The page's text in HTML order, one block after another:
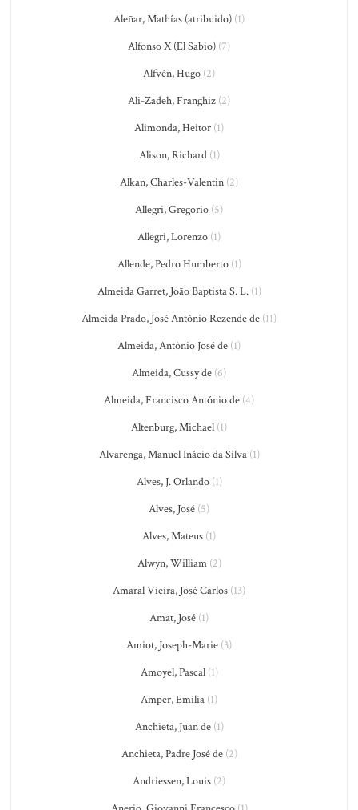
Aleñar, Mathías (atribuido) (1)
Alfonso X (El Sabio) (7)
Alfvén, Hugo (2)
Ali-Zadeh, Franghiz (2)
Alimonda, Heitor (1)
Alison, Richard(1)
Alkan, Charles-Valentin (2)
Allegri, Gregorio (5)
Allegri, Lorenzo (1)
Allende, Pedro Humberto(1)
Almeida Garret, João Baptista S. L.(1)
Almeida Prado, José Antônio Rezende de (11)
Almeida, Antônio José de (1)
Almeida, Cussy de (6)
Almeida, Francisco António de (4)
Altenburg, Michael (1)
Alvarenga, Manuel Inácio da Silva(1)
Alves, J. Orlando(1)
Alves, José (5)
Alves, Mateus (1)
Alwyn, William(2)
Amaral Vieira, José Carlos (13)
Amat, José (1)
Amiot, Joseph-Marie (3)
Amoyel, Pascal(1)
Amper, Emilia (1)
Anchieta, Juan de(1)
Anchieta, Padre José de(2)
Andriessen, Louis (2)